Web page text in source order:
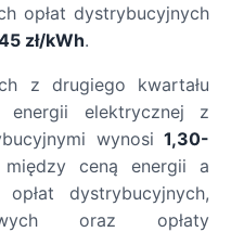
opłat dystrybucyjnych
zł/kWh.
z drugiego kwartału
elektrycznej z
wynosi 1,30-
ceną energii a
dystrybucyjnych,
oraz opłaty